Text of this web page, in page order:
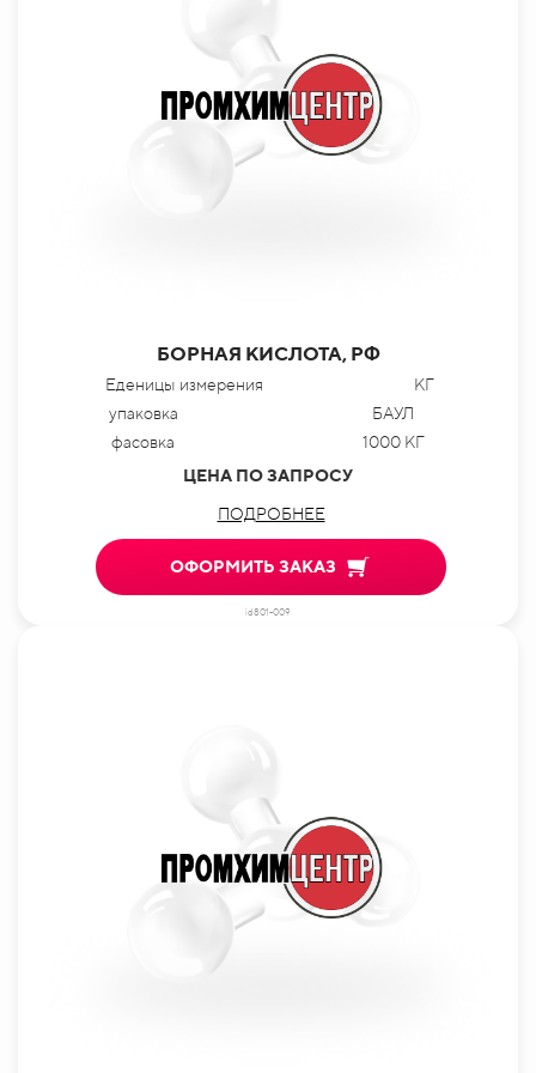
БОРНАЯ КИСЛОТА, РФ
Еденицы измерения
КГ
упаковка
БАУЛ
фасовка
1000 КГ
ЦЕНА ПО ЗАПРОСУ
ПОДРОБНЕЕ
ОФОРМИТЬ ЗАКАЗ
id801-009